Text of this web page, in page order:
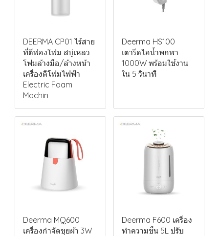
DEERMA CP01 ไร้สาย
ที่ตีฟองโฟม สบู่เหลว
โฟมล้างมือ/ล้างหน้า
เครื่องตีโฟมไฟฟ้า
Electric Foam
Machin
Deerma HS100
เตารีดไอน้ำพกพา
1000W พร้อมใช้งาน
ใน 5 วินาที
Deerma MQ600
เครื่องกำจัดขุยผ้า 3W
Deerma F600 เครื่อง
ทำความชื้น 5L ปรับ